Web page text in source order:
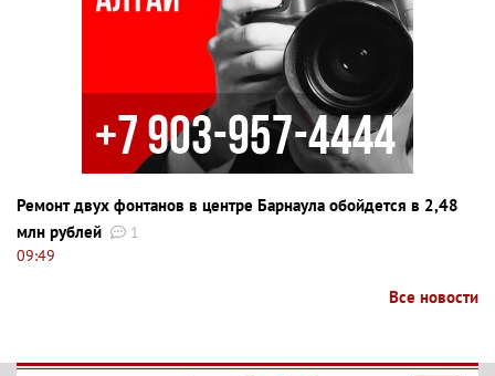
Ремонт двух фонтанов в центре Барнаула обойдется в 2,48
млн рублей
1
09:49
Все новости